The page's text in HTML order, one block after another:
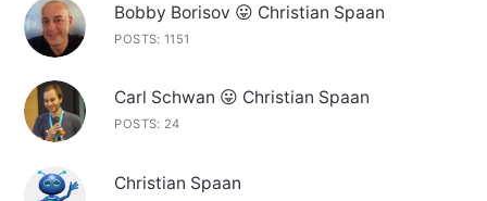
Bobby Borisov 😛 Christian Spaan
POSTS: 1151
Carl Schwan 😛 Christian Spaan
POSTS: 24
Christian Spaan